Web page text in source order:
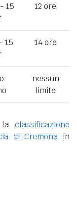
15
12 ore
15
14 ore
nessun
limite
la classificazione
di Cremona in